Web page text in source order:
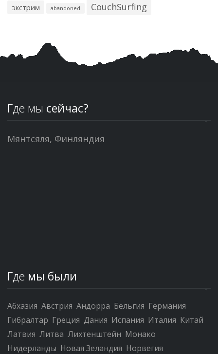
экстрим abandoned CouchSurfing
Где мы сейчас?
Мянтсяля, Финляндия
Где мы были
Абхазия Австрия Андорра Бельгия Германия
Гибралтар Греция Дания Испания Италия Китай
Латвия Литва Лихтенштейн Монако
Нидерланды Новая Зеландия Норвегия